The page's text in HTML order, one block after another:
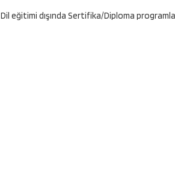
Dil eğitimi dışında Sertifika/Diploma